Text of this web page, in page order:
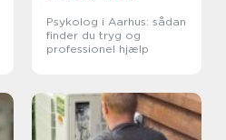
Psykolog i Aarhus: sådan
finder du tryg og
professionel hjælp